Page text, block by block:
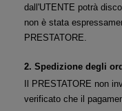
dall'UTENTE potrà
non è stata
PRESTATORE.
2. Spedizione degli
Il PRESTATORE non
verificato che il